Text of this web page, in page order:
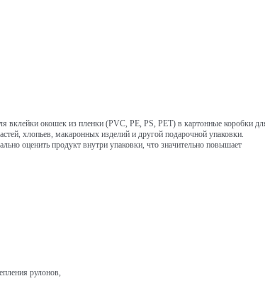
вклейки окошек из пленки (PVC, PE, PS, PET) в картонные коробки
хлопьев, макаронных изделий и другой подарочной упаковки.
оценить продукт внутри упаковки, что значительно повышает
рулонов,